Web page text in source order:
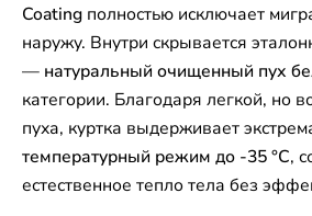
Coating полностью исключает
наружу. Внутри скрывается
— натуральный очищенный пух
категории. Благодаря легкой, но
пуха, куртка выдерживает
температурный режим до -35 °C,
естественное тепло тела без